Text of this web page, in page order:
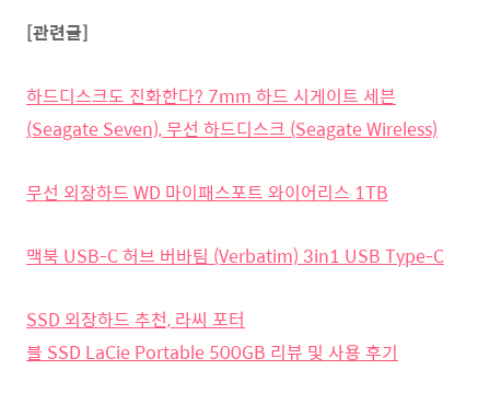
[관련글]
하드디스크도 진화한다? 7mm 하드 시게이트 세븐
(Seagate Seven), 무선 하드디스크 (Seagate Wireless)
무선 외장하드 WD 마이패스포트 와이어리스 1TB
맥북 USB-C 허브 버바팀 (Verbatim) 3in1 USB Type-C
SSD 외장하드 추천, 라씨 포터
블 SSD LaCie Portable 500GB 리뷰 및 사용 후기